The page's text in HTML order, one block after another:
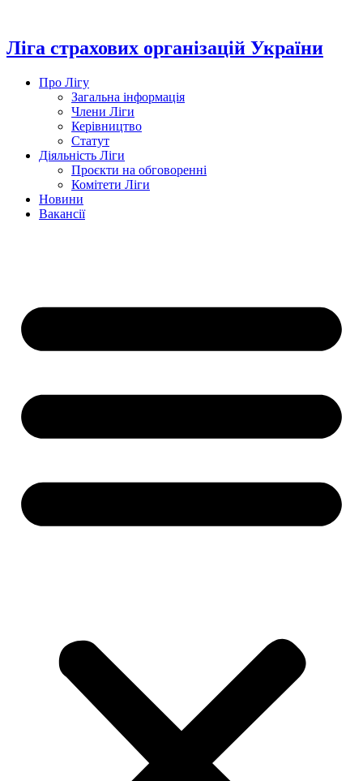
вмісту
Ліга страхових організацій України
Про Лігу
Загальна інформація
Члени Ліги
Керівництво
Статут
Діяльність Ліги
Проєкти на обговоренні
Комітети Ліги
Новини
Вакансії